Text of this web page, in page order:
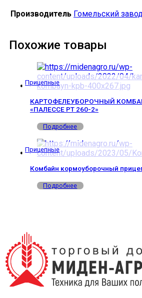
Производитель Гомельский
Похожие товары
Прицепные
КАРТОФЕЛЕУБОРОЧНЫЙ
«ПАЛЕССЕ PT 260-2»
Подробнее
Прицепные
Комбайн кормоуборочный
Подробнее